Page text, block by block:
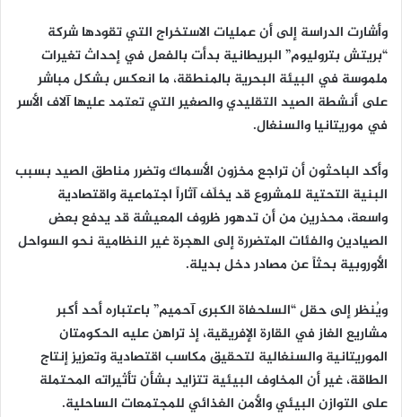
وأشارت الدراسة إلى أن عمليات الاستخراج التي تقودها شركة
“بريتش بتروليوم” البريطانية بدأت بالفعل في إحداث تغيرات
ملموسة في البيئة البحرية بالمنطقة، ما انعكس بشكل مباشر
على أنشطة الصيد التقليدي والصغير التي تعتمد عليها آلاف الأسر
في موريتانيا والسنغال.
وأكد الباحثون أن تراجع مخزون الأسماك وتضرر مناطق الصيد بسبب
البنية التحتية للمشروع قد يخلّف آثاراً اجتماعية واقتصادية
واسعة، محذرين من أن تدهور ظروف المعيشة قد يدفع بعض
الصيادين والفئات المتضررة إلى الهجرة غير النظامية نحو السواحل
الأوروبية بحثاً عن مصادر دخل بديلة.
ويُنظر إلى حقل “السلحفاة الكبرى آحميم” باعتباره أحد أكبر
مشاريع الغاز في القارة الإفريقية، إذ تراهن عليه الحكومتان
الموريتانية والسنغالية لتحقيق مكاسب اقتصادية وتعزيز إنتاج
الطاقة، غير أن المخاوف البيئية تتزايد بشأن تأثيراته المحتملة
على التوازن البيئي والأمن الغذائي للمجتمعات الساحلية.